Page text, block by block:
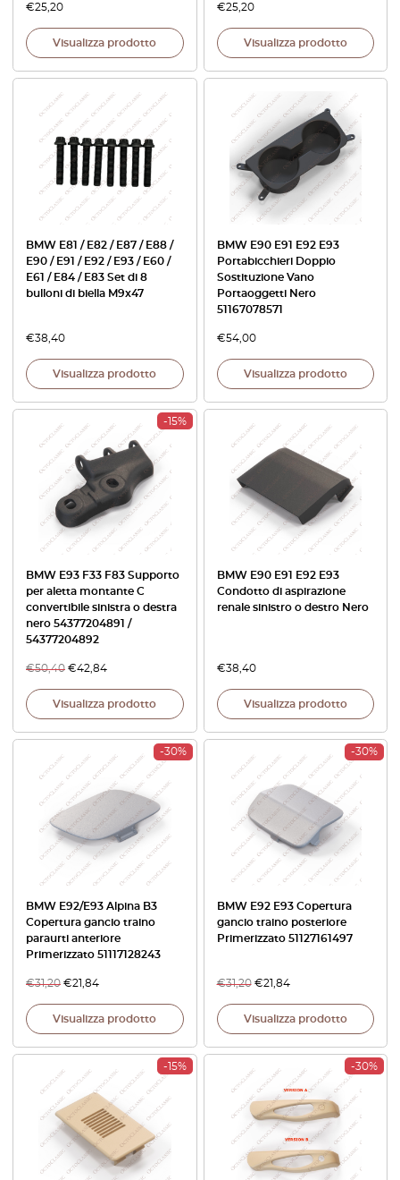
€25,20
Visualizza prodotto
€25,20
Visualizza prodotto
BMW E81 / E82 / E87 / E88 /
E90 / E91 / E92 / E93 / E60 /
E61 / E84 / E83 Set di 8
bulloni di biella M9x47
€38,40
Visualizza prodotto
BMW E90 E91 E92 E93
Portabicchieri Doppio
Sostituzione Vano
Portaoggetti Nero
51167078571
€54,00
Visualizza prodotto
-15%
BMW E93 F33 F83 Supporto
per aletta montante C
convertibile sinistra o destra
nero 54377204891 /
54377204892
€50,40 €42,84
Visualizza prodotto
BMW E90 E91 E92 E93
Condotto di aspirazione
renale sinistro o destro Nero
€38,40
Visualizza prodotto
-30%
BMW E92/E93 Alpina B3
Copertura gancio traino
paraurti anteriore
Primerizzato 51117128243
€31,20 €21,84
Visualizza prodotto
-30%
BMW E92 E93 Copertura
gancio traino posteriore
Primerizzato 51127161497
€31,20 €21,84
Visualizza prodotto
-15% -30%